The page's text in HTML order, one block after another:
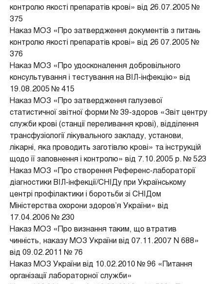
контролю якості препаратів крові» від 26.07.2005 №
375
Наказ МОЗ «Про затвердження документів з питань
контролю якості препаратів крові» від 26 07.2005 №
376
Наказ МОЗ «Про удосконалення добровільного
консультування і тестування на ВІЛ-інфекцію» від
19.08.2005 № 415
Наказ МОЗ «Про затвердження галузевої
статистичної звітної форми № 39-здоров «Звіт центру
служби крові (станції переливання крові), відділення
трансфузіології лікувального закладу, установи,
лікарні, яка проводить заготівлю крові» та інструкцій
щодо її заповнення і контролю» від 7.10.2005 р. № 523
Наказ МОЗ «Про створення Референс-лабораторії
діагностики ВІЛ-інфекції/СНІДу при Українському
центрі профілактики і боротьби зі СНІДом
Міністерства охорони здоров’я України» від
17.04.2006 № 230
Наказ МОЗ «Про визнання таким, що втратив
чинність, наказу МОЗ України від 07.11.2007 N 688»
від 09.02.2011 № 76
Наказ МОЗ України від 10.02.2010 № 96 «Питання
організації лабораторної служби»